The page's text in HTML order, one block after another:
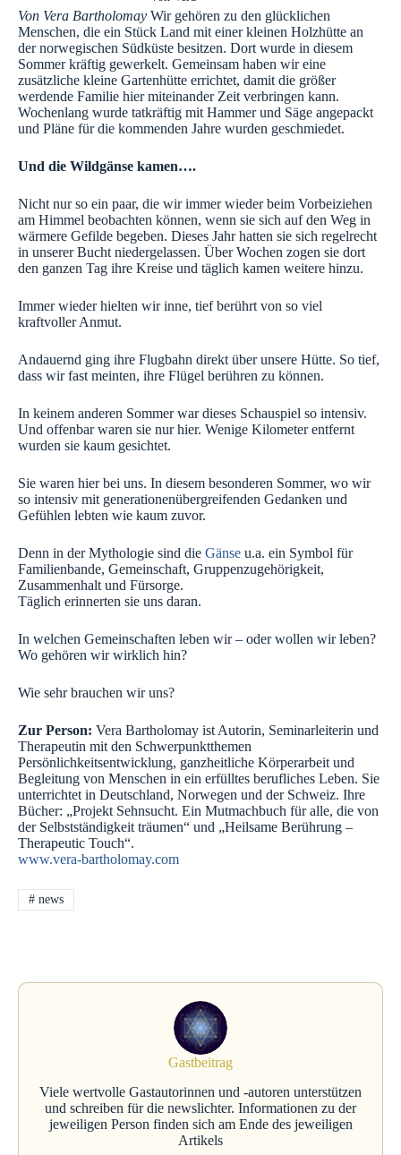
Von Vera Bartholomay Wir gehören zu den glücklichen
Menschen, die ein Stück Land mit einer kleinen Holzhütte an
der norwegischen Südküste besitzen. Dort wurde in diesem
Sommer kräftig gewerkelt. Gemeinsam haben wir eine
zusätzliche kleine Gartenhütte errichtet, damit die größer
werdende Familie hier miteinander Zeit verbringen kann.
Wochenlang wurde tatkräftig mit Hammer und Säge angepackt
und Pläne für die kommenden Jahre wurden geschmiedet.
Und die Wildgänse kamen….
Nicht nur so ein paar, die wir immer wieder beim Vorbeiziehen
am Himmel beobachten können, wenn sie sich auf den Weg in
wärmere Gefilde begeben. Dieses Jahr hatten sie sich regelrecht
in unserer Bucht niedergelassen. Über Wochen zogen sie dort
den ganzen Tag ihre Kreise und täglich kamen weitere hinzu.
Immer wieder hielten wir inne, tief berührt von so viel
kraftvoller Anmut.
Andauernd ging ihre Flugbahn direkt über unsere Hütte. So tief,
dass wir fast meinten, ihre Flügel berühren zu können.
In keinem anderen Sommer war dieses Schauspiel so intensiv.
Und offenbar waren sie nur hier. Wenige Kilometer entfernt
wurden sie kaum gesichtet.
Sie waren hier bei uns. In diesem besonderen Sommer, wo wir
so intensiv mit generationenübergreifenden Gedanken und
Gefühlen lebten wie kaum zuvor.
Denn in der Mythologie sind die Gänse u.a. ein Symbol für
Familienbande, Gemeinschaft, Gruppenzugehörigkeit,
Zusammenhalt und Fürsorge.
Täglich erinnerten sie uns daran.
In welchen Gemeinschaften leben wir – oder wollen wir leben?
Wo gehören wir wirklich hin?
Wie sehr brauchen wir uns?
Zur Person: Vera Bartholomay ist Autorin, Seminarleiterin und
Therapeutin mit den Schwerpunktthemen
Persönlichkeitsentwicklung, ganzheitliche Körperarbeit und
Begleitung von Menschen in ein erfülltes berufliches Leben. Sie
unterrichtet in Deutschland, Norwegen und der Schweiz. Ihre
Bücher: „Projekt Sehnsucht. Ein Mutmachbuch für alle, die von
der Selbstständigkeit träumen“ und „Heilsame Berührung –
Therapeutic Touch“.
www.vera-bartholomay.com
#news
Gastbeitrag
Viele wertvolle Gastautorinnen und -autoren unterstützen
und schreiben für die newslichter. Informationen zu der
jeweiligen Person finden sich am Ende des jeweiligen
Artikels